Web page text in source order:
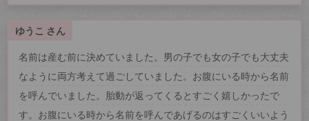
ゆうこ さん
名前は産む前に決めていました。男の子でも女の子でも大丈夫
なように両方考えて過ごしていました。お腹にいる時から名前
を呼んでいました。胎動が返ってくるとすごく嬉しかったで
す。お腹にいる時から名前を呼んであげるのはすごくいいよう